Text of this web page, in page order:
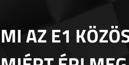
MI AZ E1